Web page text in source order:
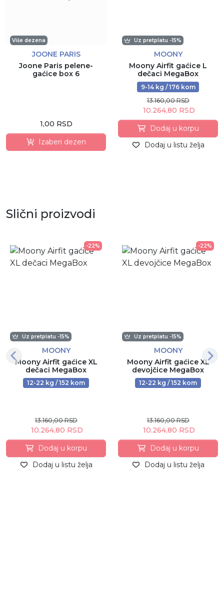
Više dezena
JOONE PARIS
Joone Paris pelene-
gaćice box 6
1,00 RSD
Izaberi dezen
Uz pretplatu -15%
MOONY
Moony Airfit gaćice L
dečaci MegaBox
9-14 kg / 176 kom
13.160,00 RSD
10.264,80 RSD
Dodaj u korpu
Dodaj u listu želja
Slični proizvodi
-22%
Uz pretplatu -15%
MOONY
Moony Airfit gaćice XL
dečaci MegaBox
12-22 kg / 152 kom
13.160,00 RSD
10.264,80 RSD
Dodaj u korpu
Dodaj u listu želja
-22%
Uz pretplatu -15%
MOONY
Moony Airfit gaćice XL
devojčice MegaBox
12-22 kg / 152 kom
13.160,00 RSD
10.264,80 RSD
Dodaj u korpu
Dodaj u listu želja